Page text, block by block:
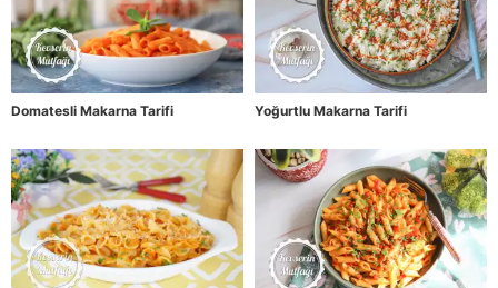
Domatesli Makarna Tarifi Yoğurtlu Makarna Tarifi